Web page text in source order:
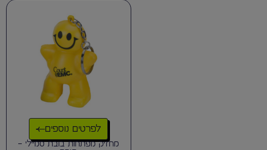
לפרטים נוספים
מחזיק מפתחות בובת סמיילי –